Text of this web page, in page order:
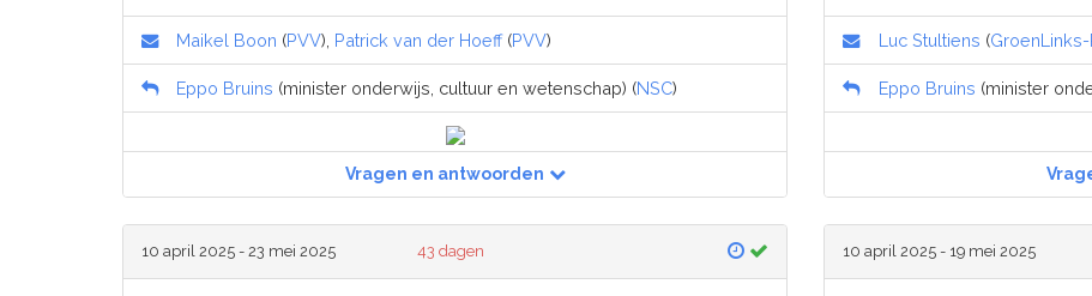
Maikel Boon (PVV), Patrick van der Hoeff(PVV)
Eppo Bruins (minister onderwijs, cultuur en wetenschap) (NSC)
Vragen en antwoorden
Luc Stultiens (
Eppo Bruins (minister
10 april 2025 - 23 mei 2025 43 dagen 10 april 2025 - 19 mei 2025